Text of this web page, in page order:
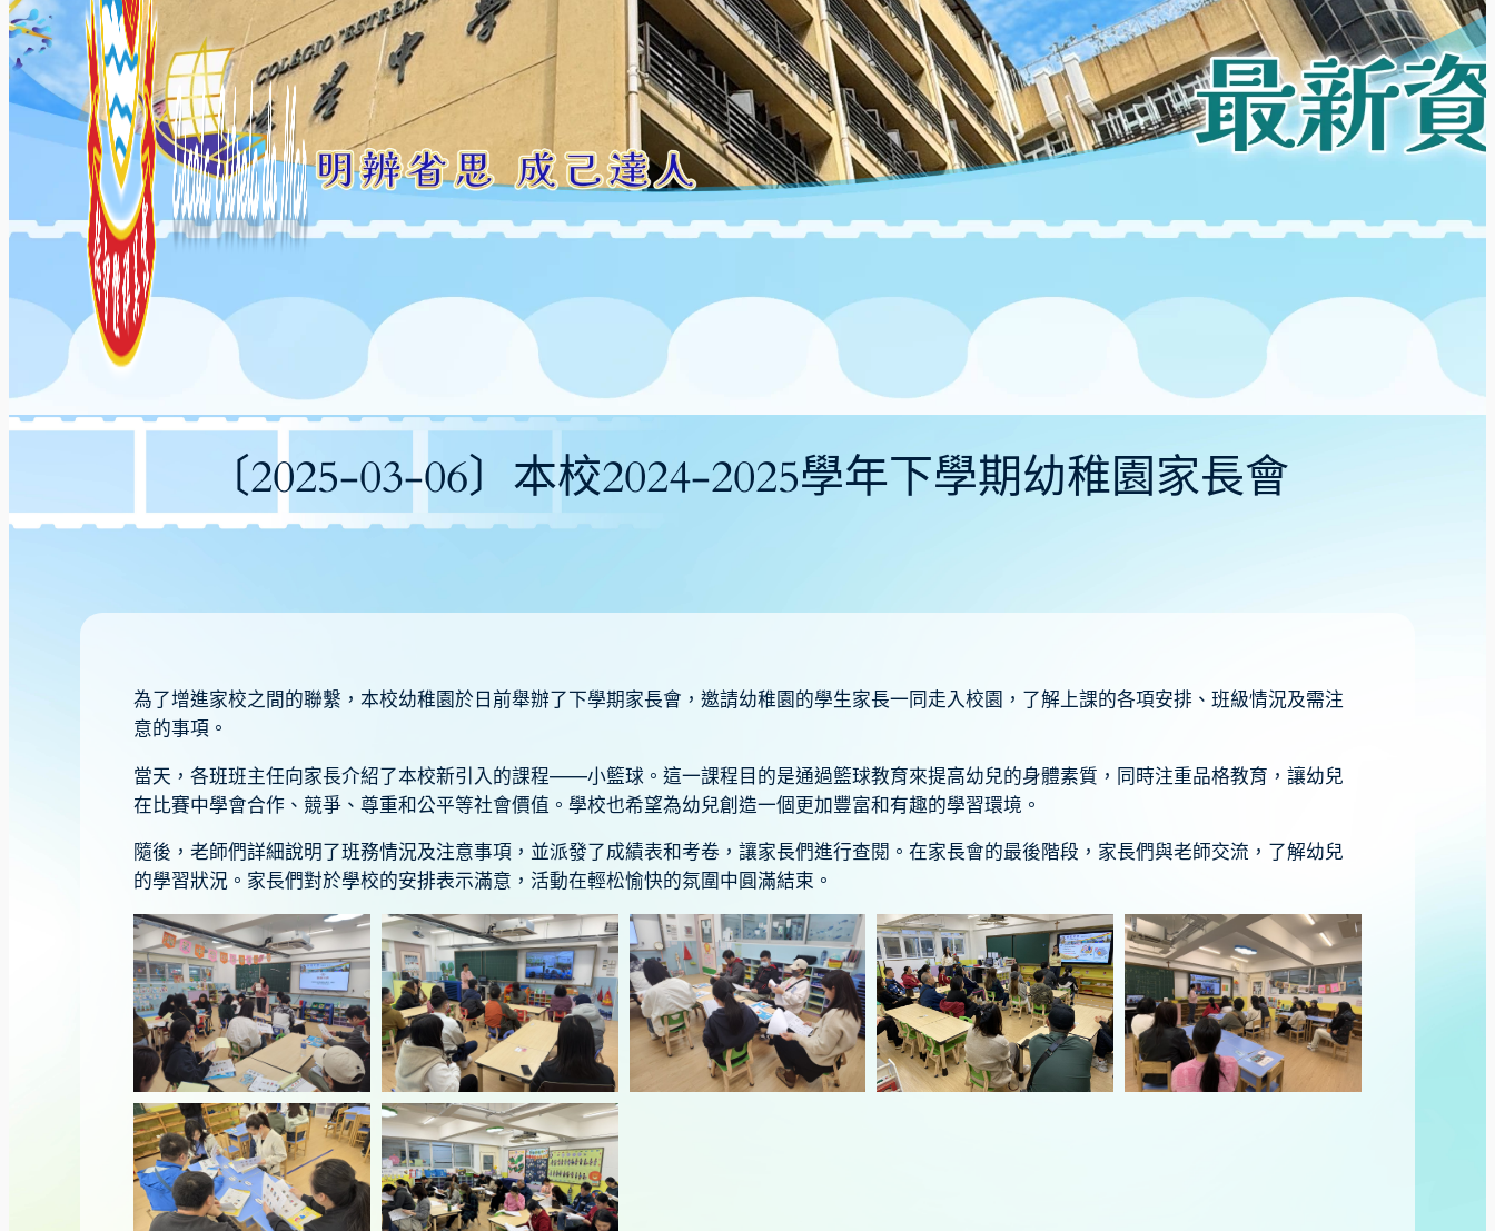
〔2025-03-06〕本校2024-2025學年下學期幼稚園家長會
為了增進家校之間的聯繫，本校幼稚園於日前舉辦了下學期家長會，邀請幼稚園的學生家長一同走入校園，了解上課的各項安排、班級情況及需注
意的事項。
當天，各班班主任向家長介紹了本校新引入的課程——小籃球。這一課程目的是通過籃球教育來提高幼兒的身體素質，同時注重品格教育，讓幼兒
在比賽中學會合作、競爭、尊重和公平等社會價值。學校也希望為幼兒創造一個更加豐富和有趣的學習環境。
隨後，老師們詳細說明了班務情況及注意事項，並派發了成績表和考卷，讓家長們進行查閱。在家長會的最後階段，家長們與老師交流，了解幼兒
的學習狀況。家長們對於學校的安排表示滿意，活動在輕松愉快的氛圍中圓滿結束。